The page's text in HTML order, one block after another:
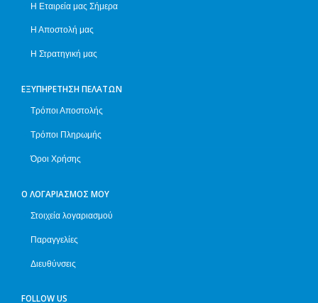
Η Εταιρεία μας Σήμερα
Η Αποστολή μας
Η Στρατηγική μας
ΕΞΥΠΗΡΈΤΗΣΗ ΠΕΛΑΤΏΝ
Τρόποι Αποστολής
Τρόποι Πληρωμής
Όροι Χρήσης
Ο ΛΟΓΑΡΙΑΣΜΌΣ ΜΟΥ
Στοιχεία λογαριασμού
Παραγγελίες
Διευθύνσεις
FOLLOW US